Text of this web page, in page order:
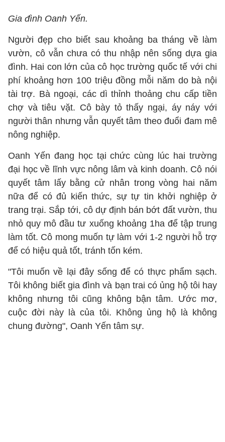
Gia đình Oanh Yến.
Người đẹp cho biết sau khoảng ba tháng về làm
vườn, cô vẫn chưa có thu nhập nên sống dựa gia
đình. Hai con lớn của cô học trường quốc tế với chi
phí khoảng hơn 100 triệu đồng mỗi năm do bà nội
tài trợ. Bà ngoại, các dì thỉnh thoảng chu cấp tiền
chợ và tiêu vặt. Cô bày tỏ thấy ngại, áy náy với
người thân nhưng vẫn quyết tâm theo đuổi đam mê
nông nghiệp.
Oanh Yến đang học tại chức cùng lúc hai trường
đại học về lĩnh vực nông lâm và kinh doanh. Cô nói
quyết tâm lấy bằng cử nhân trong vòng hai năm
nữa để có đủ kiến thức, sự tự tin khởi nghiệp ở
trang trại. Sắp tới, cô dự định bán bớt đất vườn, thu
nhỏ quy mô đầu tư xuống khoảng 1ha để tập trung
làm tốt. Cô mong muốn tự làm với 1-2 người hỗ trợ
để có hiệu quả tốt, tránh tốn kém.
"Tôi muốn về lại đây sống để có thực phẩm sạch.
Tôi không biết gia đình và bạn trai có ủng hộ tôi hay
không nhưng tôi cũng không bận tâm. Ước mơ,
cuộc đời này là của tôi. Không ủng hộ là không
chung đường", Oanh Yến tâm sự.